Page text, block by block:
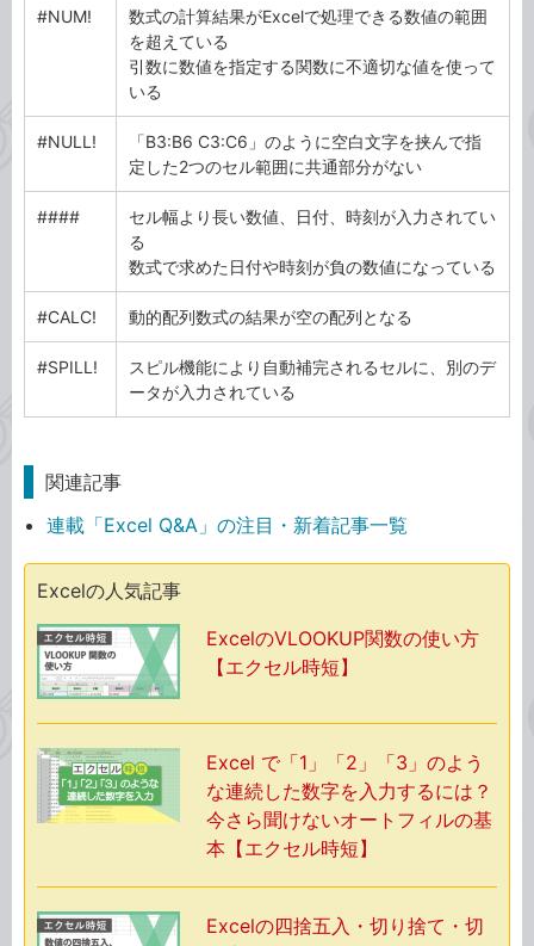
#NUM!
数式の計算結果がExcelで処理できる数値の範囲
を超えている
引数に数値を指定する関数に不適切な値を使って
いる
#NULL!
「B3:B6 C3:C6」のように空白文字を挟んで指
定した2つのセル範囲に共通部分がない
####
セル幅より長い数値、日付、時刻が入力されてい
る
数式で求めた日付や時刻が負の数値になっている
#CALC! 動的配列数式の結果が空の配列となる
#SPILL!
スピル機能により自動補完されるセルに、別のデ
ータが入力されている
関連記事
連載「Excel Q&A」の注目・新着記事一覧
Excelの人気記事
ExcelのVLOOKUP関数の使い方
【エクセル時短】
Excel で「1」「2」「3」のよう
な連続した数字を入力するには？
今さら聞けないオートフィルの基
本【エクセル時短】
Excelの四捨五入・切り捨て・切